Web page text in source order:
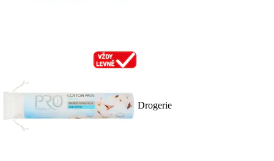
Drogerie